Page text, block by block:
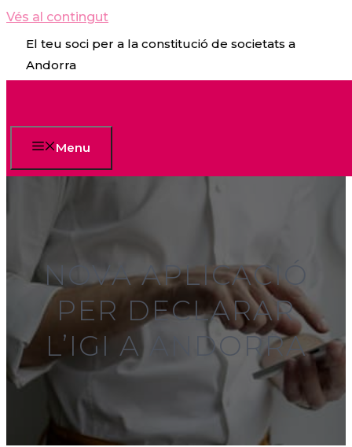
Vés al contingut
El teu soci per a la constitució de societats a
Andorra
Menu
NOVA APLICACIÓ
PER DECLARAR
L’IGI A ANDORRA